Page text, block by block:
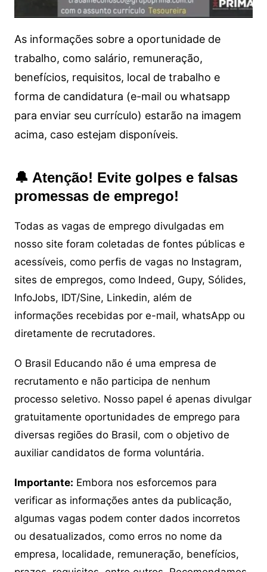
As informações sobre a oportunidade de
trabalho, como salário, remuneração,
benefícios, requisitos, local de trabalho e
forma de candidatura (e-mail ou whatsapp
para enviar seu currículo) estarão na imagem
acima, caso estejam disponíveis.
🔔 Atenção! Evite golpes e falsas
promessas de emprego!
Todas as vagas de emprego divulgadas em
nosso site foram coletadas de fontes públicas e
acessíveis, como perfis de vagas no Instagram,
sites de empregos, como Indeed, Gupy, Sólides,
InfoJobs, IDT/Sine, Linkedin, além de
informações recebidas por e-mail, whatsApp ou
diretamente de recrutadores.
O Brasil Educando não é uma empresa de
recrutamento e não participa de nenhum
processo seletivo. Nosso papel é apenas divulgar
gratuitamente oportunidades de emprego para
diversas regiões do Brasil, com o objetivo de
auxiliar candidatos de forma voluntária.
Importante: Embora nos esforcemos para
verificar as informações antes da publicação,
algumas vagas podem conter dados incorretos
ou desatualizados, como erros no nome da
empresa, localidade, remuneração, benefícios,